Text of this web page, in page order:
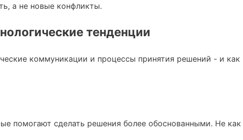
а не новые конфликты.
тенденции
коммуникации и процессы принятия решений - и как
помогают сделать решения более обоснованными. Не